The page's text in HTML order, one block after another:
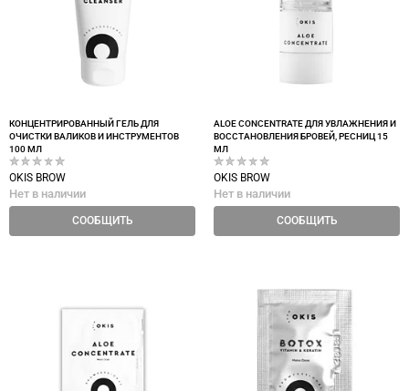
КОНЦЕНТРИРОВАННЫЙ ГЕЛЬ ДЛЯ
ОЧИСТКИ ВАЛИКОВ И ИНСТРУМЕНТОВ
100 МЛ
OKIS BROW
Нет в наличии
СООБЩИТЬ
ALOE CONCENTRATE ДЛЯ УВЛАЖНЕНИЯ И
ВОССТАНОВЛЕНИЯ БРОВЕЙ, РЕСНИЦ 15
МЛ
OKIS BROW
Нет в наличии
СООБЩИТЬ